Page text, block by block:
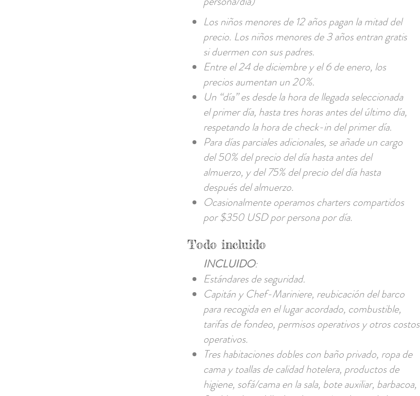
Los niños menores de 12 años pagan la mitad del
precio. Los niños menores de 3 años entran gratis
si duermen con sus padres.
Entre el 24 de diciembre y el 6 de enero, los
precios aumentan un 20%.
Un “día” es desde la hora de llegada seleccionada
el primer día, hasta tres horas antes del último día,
respetando la hora de check-in del primer día.
Para días parciales adicionales, se añade un cargo
del 50% del precio del día hasta antes del
almuerzo, y del 75% del precio del día hasta
después del almuerzo.
Ocasionalmente operamos charters compartidos
por $350 USD por persona por día.
Todo incluido
INCLUIDO:
Estándares de seguridad.
Capitán y Chef-Mariniere, reubicación del barco
para recogida en el lugar acordado, combustible,
tarifas de fondeo, permisos operativos y otros costos
operativos.
Tres habitaciones dobles con baño privado, ropa de
cama y toallas de calidad hotelera, productos de
higiene, sofá/cama en la sala, bote auxiliar, barbacoa,